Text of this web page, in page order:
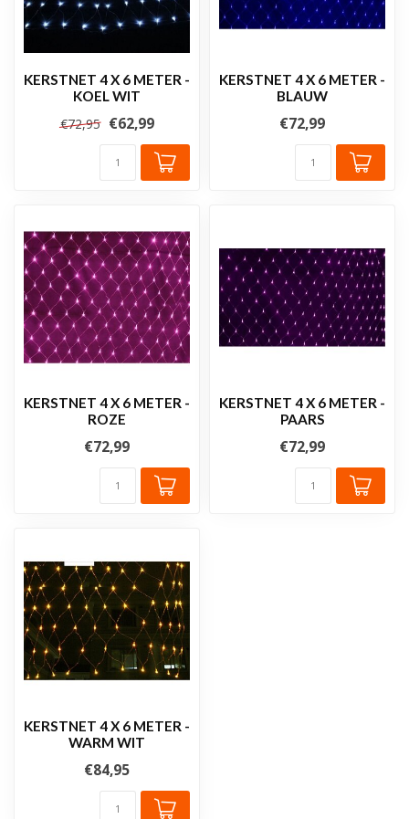
KERSTNET 4 X 6 METER -
KOEL WIT
€72,95 €62,99
KERSTNET 4 X 6 METER -
BLAUW
€72,99
KERSTNET 4 X 6 METER -
ROZE
€72,99
KERSTNET 4 X 6 METER -
PAARS
€72,99
KERSTNET 4 X 6 METER -
WARM WIT
€84,95